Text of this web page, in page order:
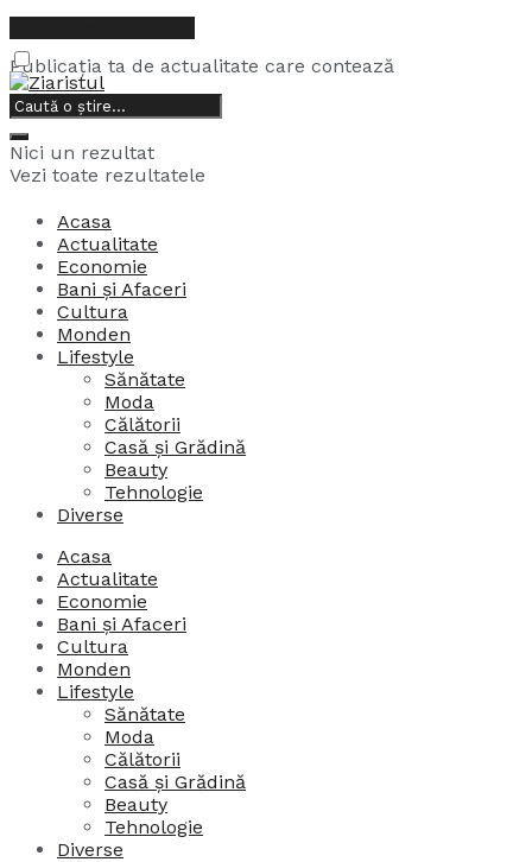
Publicația ta de actualitate care contează
9, august, 2026
Nici un rezultat
Vezi toate rezultatele
Acasa
Actualitate
Economie
Bani și Afaceri
Cultura
Monden
Lifestyle
Sănătate
Moda
Călătorii
Casă și Grădină
Beauty
Tehnologie
Diverse
Acasa
Actualitate
Economie
Bani și Afaceri
Cultura
Monden
Lifestyle
Sănătate
Moda
Călătorii
Casă și Grădină
Beauty
Tehnologie
Diverse